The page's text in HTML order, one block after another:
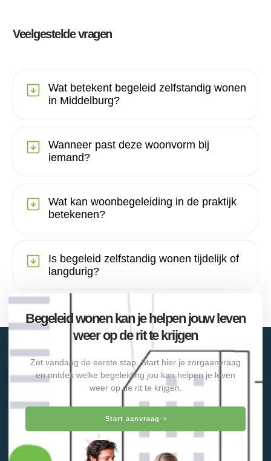
Veelgestelde vragen
Wat betekent begeleid zelfstandig wonen
in Middelburg?
Wanneer past deze woonvorm bij
iemand?
Wat kan woonbegeleiding in de praktijk
betekenen?
Is begeleid zelfstandig wonen tijdelijk of
langdurig?
Begeleid wonen kan je helpen jouw leven
weer op de rit te krijgen
Zet vandaag de eerste stap. Start hier je zorgaanvraag
en ontdek welke begeleiding jou kan helpen je leven
weer op de rit te krijgen.
Start aanvraag